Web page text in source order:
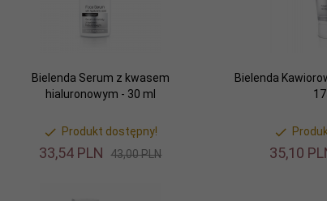
Bielenda Serum z kwasem
hialuronowym - 30 ml
Produkt dostępny!
33,54 PLN 43,00 PLN
Bielenda
35,10